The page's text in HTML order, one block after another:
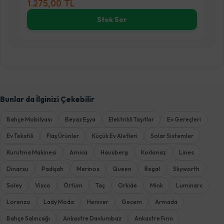
1.740,00 TL
Bunlar da İlginizi Çekebilir
Bahçe Mobilyası Beyaz Eşya Elektrikli Taşıtlar Ev Gereçleri
Ev Tekstili Flaş Ürünler Küçük Ev Aletleri Solar Sistemler
Kurutma Makinesi Arnica Hausberg Korkmaz Lines
Dinarsu Padişah Merinos Queen Regal Skyworth
Soley Visco Örtüm Taç Orkide Mink Luminarc
Lorenzo Lady Moda Heniver Gecem Armada
Bahçe Salıncağı Ankastre Davlumbaz Ankastre Fırın